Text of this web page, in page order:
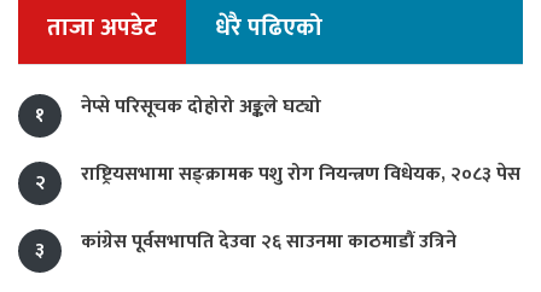
ताजा अपडेट धेरै पढिएको
१ नेप्से परिसूचक दोहोरो अङ्कले घट्यो
२ राष्ट्रियसभामा सङ्क्रामक पशु रोग नियन्त्रण विधेयक, २०८३ पेस
३ कांग्रेस पूर्वसभापति देउवा २६ साउनमा काठमाडौं उत्रिने